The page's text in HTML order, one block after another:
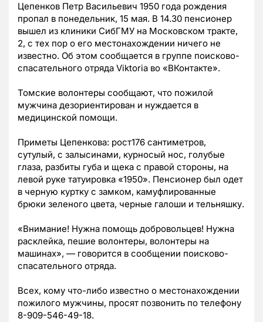
Цепенков Петр Васильевич 1950 года рождения
пропал в понедельник, 15 мая. В 14.30 пенсионер
вышел из клиники СибГМУ на Московском тракте,
2, с тех пор о его местонахождении ничего не
известно. Об этом сообщается в группе поисково-
спасательного отряда Viktoria во «ВКонтакте».
Томские волонтеры сообщают, что пожилой
мужчина дезориентирован и нуждается в
медицинской помощи.
Приметы Цепенкова: рост176 сантиметров,
сутулый, с залысинами, курносый нос, голубые
глаза, разбиты губа и щека с правой стороны, на
левой руке татуировка «1950». Пенсионер был одет
в черную куртку с замком, камуфлированные
брюки зеленого цвета, черные галоши и тельняшку.
«Внимание! Нужна помощь добровольцев! Нужна
расклейка, пешие волонтеры, волонтеры на
машинах», — говорится в сообщении поисково-
спасательного отряда.
Всех, кому что-либо известно о местонахождении
пожилого мужчины, просят позвонить по телефону
8-909-546-49-18.